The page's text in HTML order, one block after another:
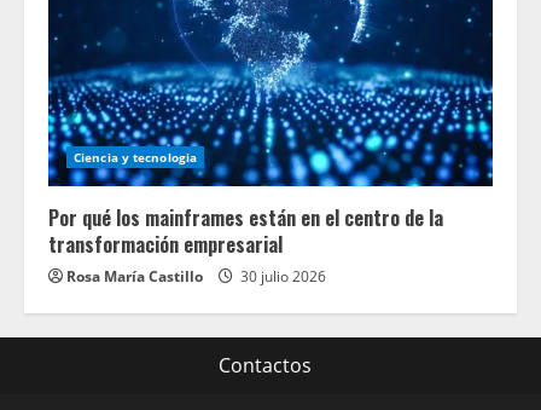
Ciencia y tecnologia
Por qué los mainframes están en el centro de la
transformación empresarial
Rosa María Castillo 30 julio 2026
Contactos